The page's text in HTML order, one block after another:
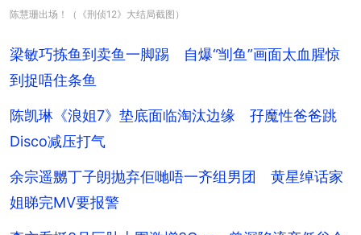
陈慧珊出场！（《刑侦12》大结局截图）
梁敏巧拣鱼到卖鱼一脚踢 自爆“㓥鱼”画面太血腥惊
到捉唔住条鱼
陈凯琳《浪姐7》垫底面临淘汰边缘 孖魔性爸爸跳
Disco减压打气
余宗遥嬲丁子朗抛弃佢哋唔一齐组男团 黄星绰话家
姐睇完MV要报警